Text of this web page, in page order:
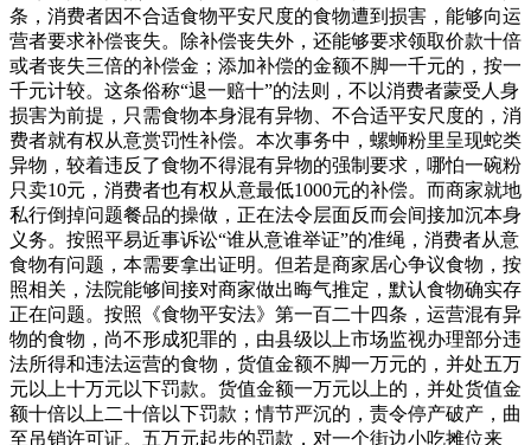
条，消费者因不合适食物平安尺度的食物遭到损害，能够向运
营者要求补偿丧失。除补偿丧失外，还能够要求领取价款十倍
或者丧失三倍的补偿金；添加补偿的金额不脚一千元的，按一
千元计较。这条俗称“退一赔十”的法则，不以消费者蒙受人身
损害为前提，只需食物本身混有异物、不合适平安尺度的，消
费者就有权从意赏罚性补偿。本次事务中，螺蛳粉里呈现蛇类
异物，较着违反了食物不得混有异物的强制要求，哪怕一碗粉
只卖10元，消费者也有权从意最低1000元的补偿。而商家就地
私行倒掉问题餐品的操做，正在法令层面反而会间接加沉本身
义务。按照平易近事诉讼“谁从意谁举证”的准绳，消费者从意
食物有问题，本需要拿出证明。但若是商家居心争议食物，按
照相关，法院能够间接对商家做出晦气推定，默认食物确实存
正在问题。按照《食物平安法》第一百二十四条，运营混有异
物的食物，尚不形成犯罪的，由县级以上市场监视办理部分违
法所得和违法运营的食物，货值金额不脚一万元的，并处五万
元以上十万元以下罚款。货值金额一万元以上的，并处货值金
额十倍以上二十倍以下罚款；情节严沉的，责令停产破产，曲
至吊销许可证。五万元起步的罚款，对一个街边小吃摊位来